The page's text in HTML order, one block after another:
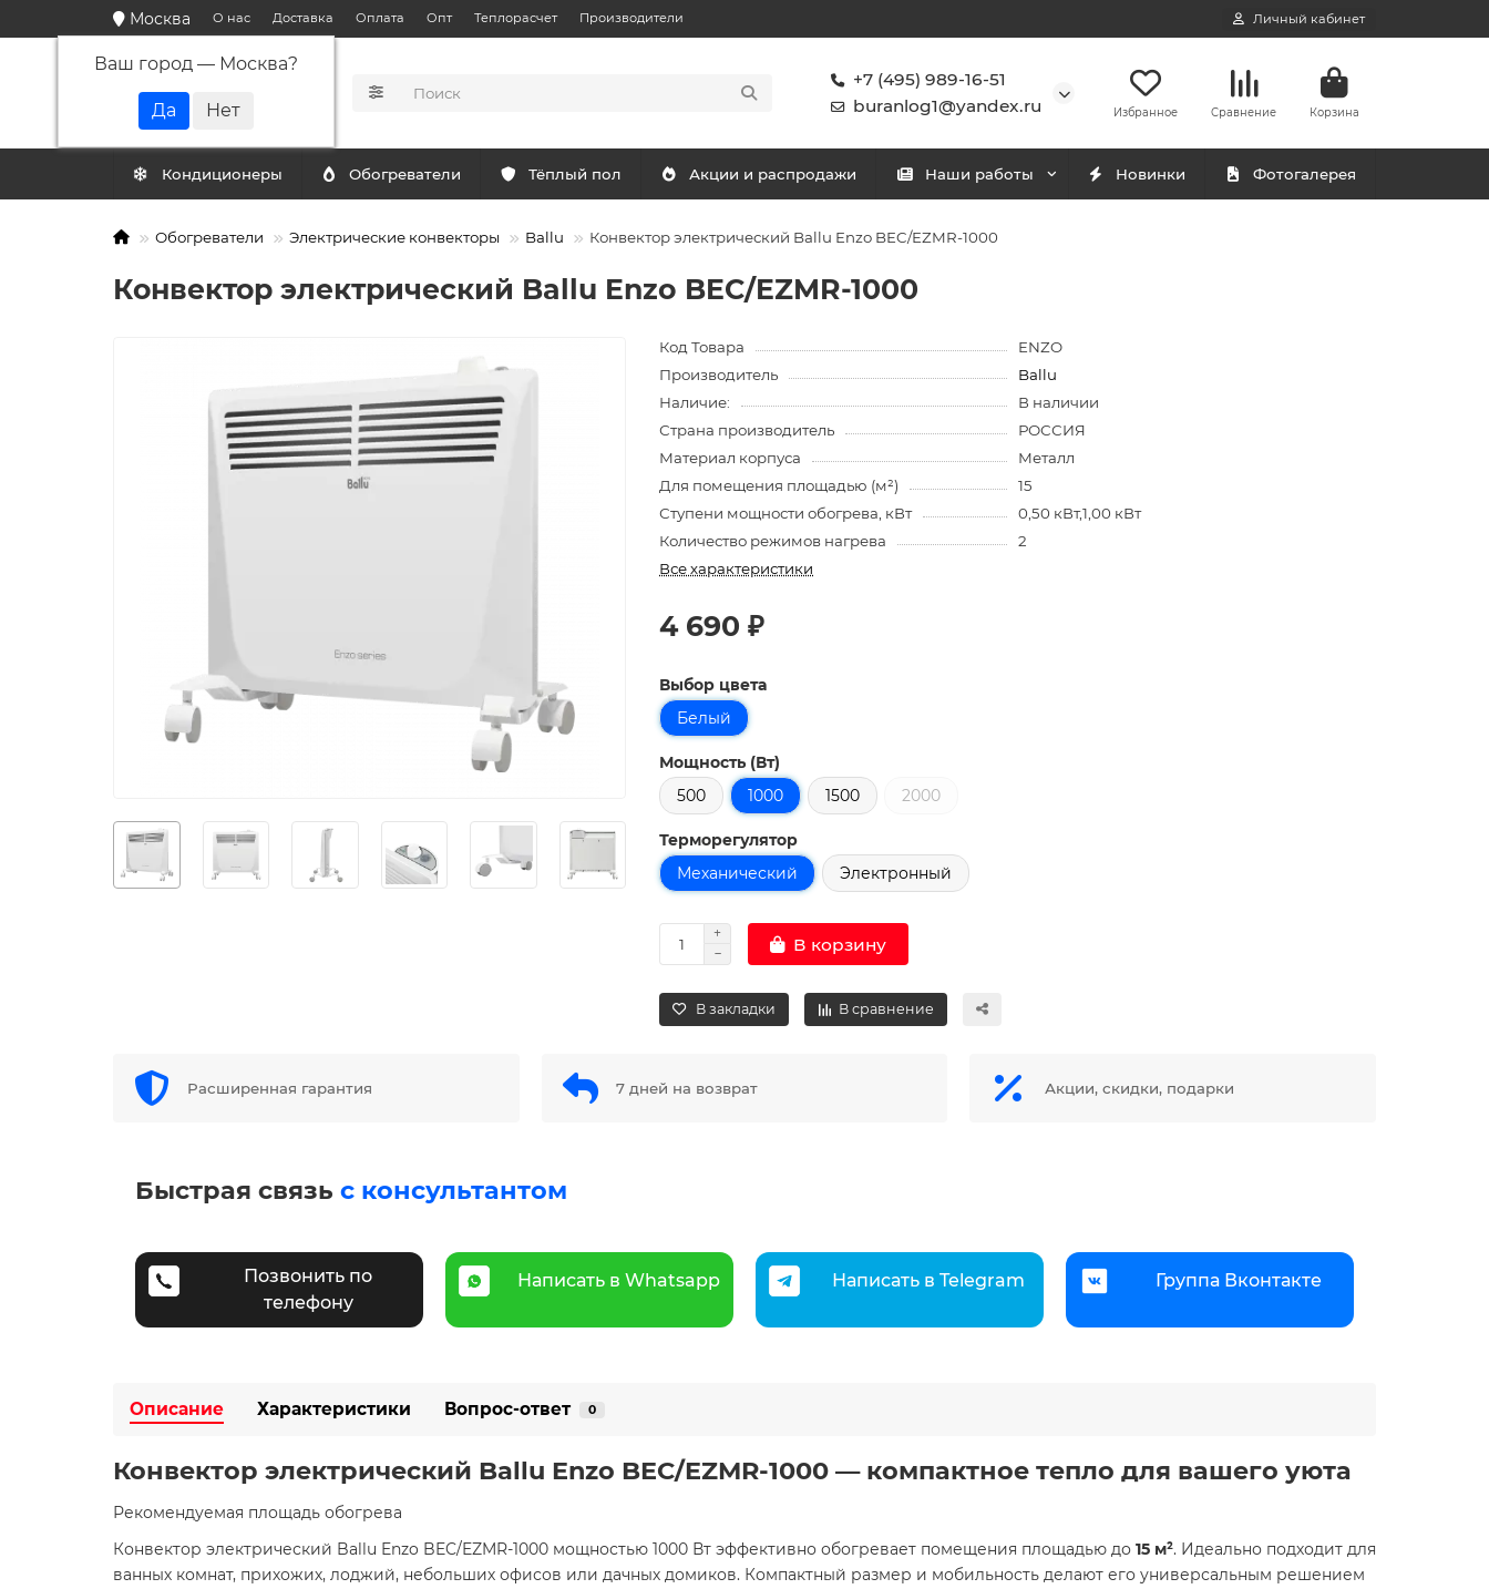
Москва
Ваш город — Москва?
О нас Доставка Оплата Опт Теплорасчет Производители Личный кабинет
+7 (495) 989-16-51
buranlog1@yandex.ru
Избранное Сравнение Корзина
Кондиционеры Обогреватели Тёплый пол Акции и распродажи Наши работы Новинки Фотогалерея
Обогреватели Электрические конвекторы Ballu Конвектор электрический Ballu Enzo BEC/EZMR-1000
Конвектор электрический Ballu Enzo BEC/EZMR-1000
Код Товара
ENZO
Производитель
Ballu
Наличие:
В наличии
Страна производитель
РОССИЯ
Материал корпуса
Металл
Для помещения площадью (м²)
15
Ступени мощности обогрева, кВт
0,50 кВт,1,00 кВт
Количество режимов нагрева
2
Все характеристики
4 690 ₽
Выбор цвета
Белый
Мощность (Вт)
500
1000 1500 2000
Терморегулятор
Механический
Электронный
В корзину
В закладки В сравнение
Расширенная гарантия 7 дней на возврат Акции, скидки, подарки
Быстрая связь с консультантом
Позвонить по
телефону
Написать в Whatsapp Написать в Telegram Группа Вконтакте
Описание Характеристики Вопрос-ответ 0
Конвектор электрический Ballu Enzo BEC/EZMR-1000 — компактное тепло для вашего уюта
Рекомендуемая площадь обогрева
Конвектор электрический Ballu Enzo BEC/EZMR-1000 мощностью 1000 Вт эффективно обогревает помещения площадью до 15 м². Идеально подходит для
ванных комнат, прихожих, лоджий, небольших офисов или дачных домиков. Компактный размер и мобильность делают его универсальным решением